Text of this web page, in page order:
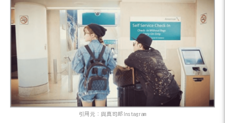
引用元：與真司郎Instagram